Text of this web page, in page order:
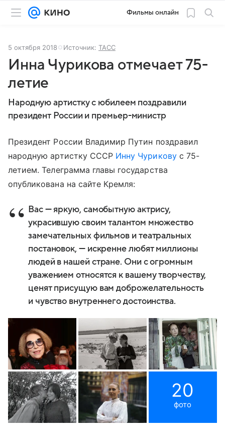
Фильмы онлайн
5 октября 2018 Источник: ТАСС
Инна Чурикова отмечает 75-
летие
Народную артистку с юбилеем поздравили
президент России и премьер-министр
Президент России Владимир Путин поздравил
народную артистку СССР Инну Чуриковус 75-
летием. Телеграмма главы государства
опубликована на сайте Кремля:
Вас — яркую, самобытную актрису,
украсившую своим талантом множество
замечательных фильмов и театральных
постановок, — искренне любят миллионы
людей в нашей стране. Они с огромным
уважением относятся к вашему творчеству,
ценят присущую вам доброжелательность
и чувство внутреннего достоинства.
20
фото